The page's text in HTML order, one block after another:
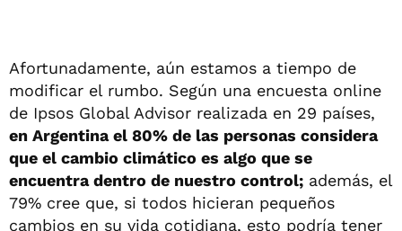
Afortunadamente, aún estamos a tiempo de
modificar el rumbo. Según una encuesta online
de Ipsos Global Advisor realizada en 29 países,
en Argentina el 80% de las personas considera
que el cambio climático es algo que se
encuentra dentro de nuestro control; además, el
79% cree que, si todos hicieran pequeños
cambios en su vida cotidiana, esto podría tener